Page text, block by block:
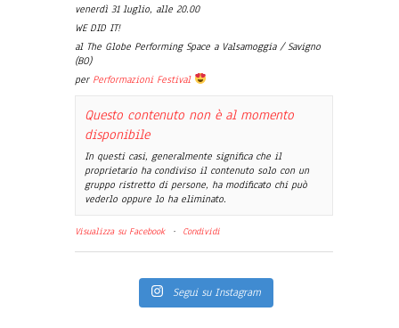
venerdì 31 luglio, alle 20.00
WE DID IT!
al The Globe Performing Space a Valsamoggia / Savigno
(BO)
per Performazioni Festival
Questo contenuto non è al momento
disponibile
In questi casi, generalmente significa che il
proprietario ha condiviso il contenuto solo con un
gruppo ristretto di persone, ha modificato chi può
vederlo oppure lo ha eliminato.
Visualizza su Facebook · Condividi
Segui su Instagram